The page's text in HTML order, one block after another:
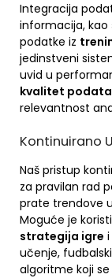
Integracija
informacija, kao
podatke iz
jedinstveni
uvid u
kvalitet
relevantnost
Kontinuirano
Naš pristup
za pravilan rad
prate trendove
Moguće je
strategija igre
učenje,
algoritme koji